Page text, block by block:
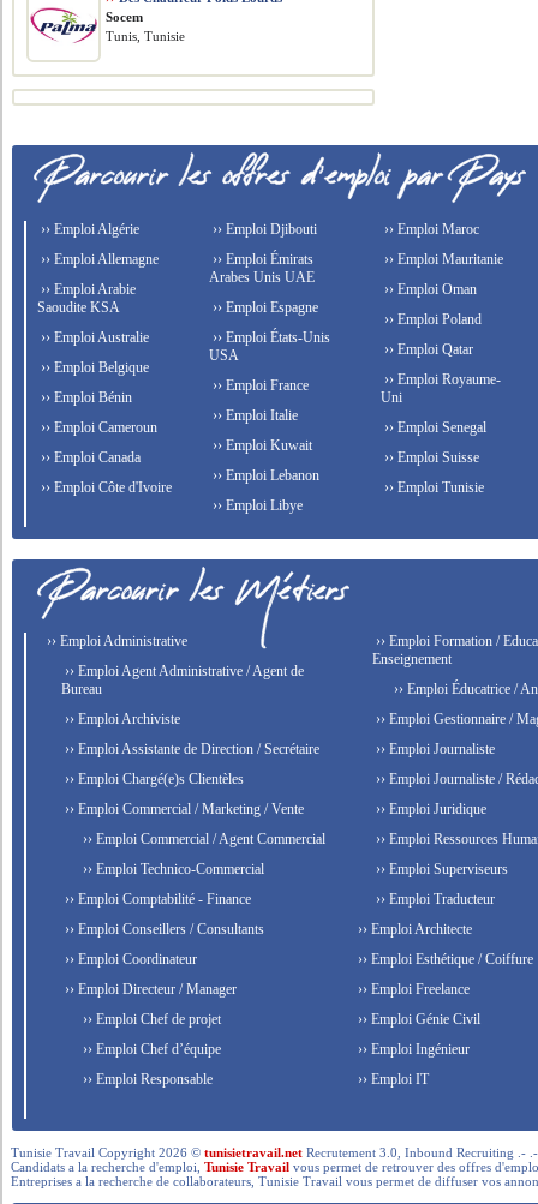
Socem
Tunis, Tunisie
›› Emploi Algérie
›› Emploi Allemagne
›› Emploi Arabie
Saoudite KSA
›› Emploi Australie
›› Emploi Belgique
›› Emploi Bénin
›› Emploi Cameroun
›› Emploi Canada
›› Emploi Côte d'Ivoire
›› Emploi Djibouti
›› Emploi Émirats
Arabes Unis UAE
›› Emploi Espagne
›› Emploi États-Unis
USA
›› Emploi France
›› Emploi Italie
›› Emploi Kuwait
›› Emploi Lebanon
›› Emploi Libye
›› Emploi Maroc
›› Emploi Mauritanie
›› Emploi Oman
›› Emploi Poland
›› Emploi Qatar
›› Emploi Royaume-
Uni
›› Emploi Senegal
›› Emploi Suisse
›› Emploi Tunisie
›› Emploi Administrative
›› Emploi Agent Administrative / Agent de
Bureau
›› Emploi Archiviste
›› Emploi Assistante de Direction / Secrétaire
›› Emploi Chargé(e)s Clientèles
›› Emploi Commercial / Marketing / Vente
›› Emploi Commercial / Agent Commercial
›› Emploi Technico-Commercial
›› Emploi Comptabilité - Finance
›› Emploi Conseillers / Consultants
›› Emploi Coordinateur
›› Emploi Directeur / Manager
›› Emploi Chef de projet
›› Emploi Chef d’équipe
›› Emploi Responsable
›› Emploi Formation /
Enseignement
›› Emploi Éducatrice /
›› Emploi Gestionnaire /
›› Emploi Journaliste
›› Emploi Journaliste /
›› Emploi Juridique
›› Emploi Ressources
›› Emploi Superviseurs
›› Emploi Traducteur
›› Emploi Architecte
›› Emploi Esthétique / Coiffure
›› Emploi Freelance
›› Emploi Génie Civil
›› Emploi Ingénieur
›› Emploi IT
Tunisie Travail Copyright 2026 ©tunisietravail.net Recrutement 3.0, Inbound Recruiting .-
Candidats a la recherche d'emploi,Tunisie Travail vous permet de retrouver des offres
Entreprises a la recherche de collaborateurs, Tunisie Travail vous permet de diffuser vos